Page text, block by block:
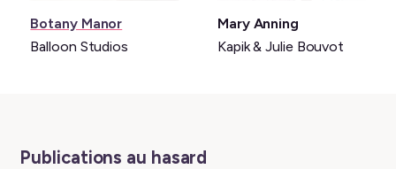
Jeu
vidéo:
Botany Manor
Balloon Studios
Livre:
Mary Anning
Kapik & Julie Bouvot
Publications au hasard